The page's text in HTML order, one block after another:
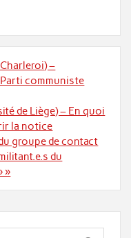
–
Parti communiste
de Liège) – En quoi
la notice
groupe de contact
du
»